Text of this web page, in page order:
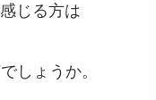
じる方は
しょうか。